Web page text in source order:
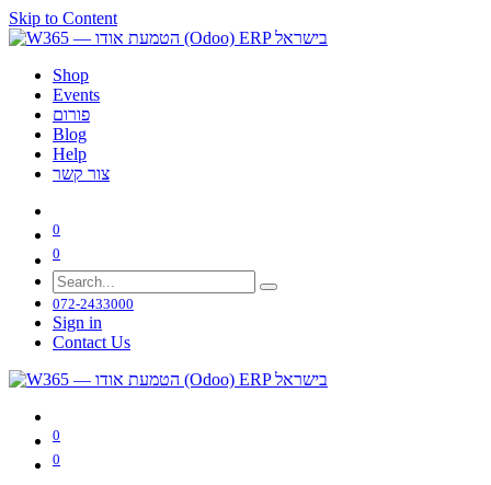
Skip to Content
Shop
Events
פורום
Blog
Help
צור קשר
0
0
072-2433000
Sign in
Contact Us
0
0